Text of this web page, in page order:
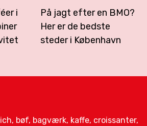
i
På jagt efter en BMO?
Her er de bedste
steder i København
bøf, bagværk, kaffe, croissanter,